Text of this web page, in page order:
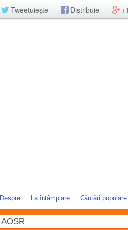
Tweetuiește Distribuie +1
Despre La întâmplare Căutări populare